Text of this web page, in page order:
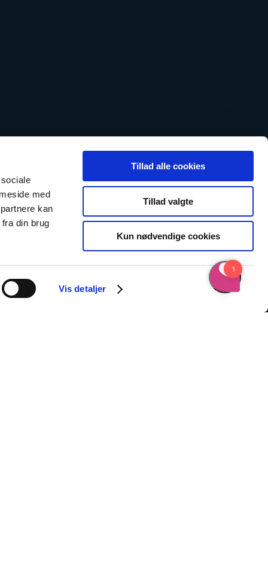
med
kan
din brug
Vis detaljer
Tillad alle cookies
Tillad valgte
Kun nødvendige cookies